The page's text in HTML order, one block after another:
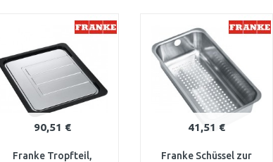
Vergleichen Vergleichen
90,51 €
Franke Tropfteil,
41,51 €
Franke Schüssel zur